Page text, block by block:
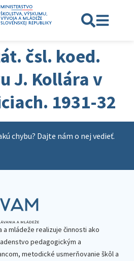
čsl. koed.
J. Kollára v
1931-32
chybu? Dajte nám o nej vedieť.
mládeže realizuje činnosti ako
pedagogickým a
metodické usmerňovanie škôl a